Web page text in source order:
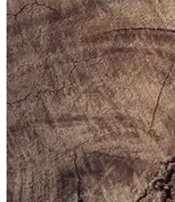
Erkekler İçin
Erkekler için telefon, cüzdan ve
Altınyılz<dı>z Classics
Altınyılz<dı>z Classics'in
sunar.
Bej Erkek Spor
Bej erkek spor ayakkabıları,